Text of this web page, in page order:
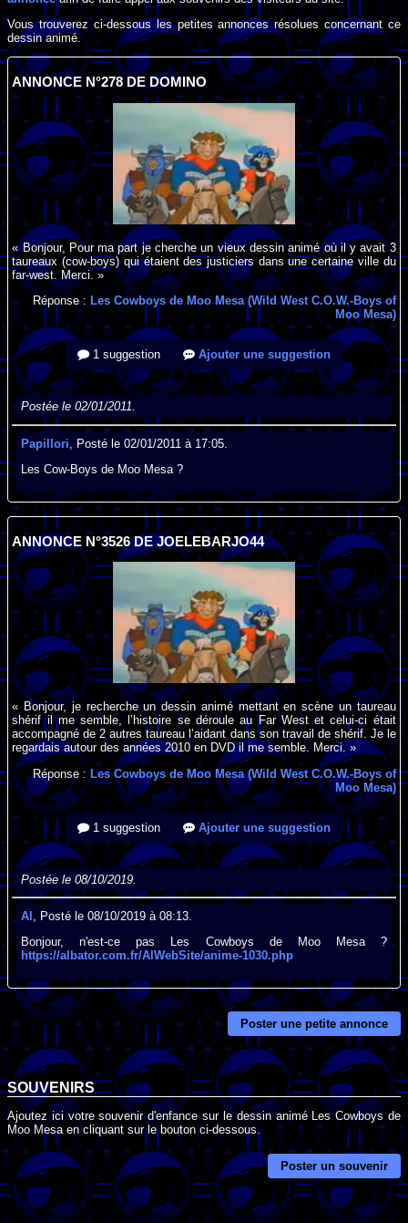
Vous trouverez ci-dessous les petites annonces résolues concernant ce
dessin animé.
ANNONCE N°278 DE DOMINO
« Bonjour, Pour ma part je cherche un vieux dessin animé où il y avait 3
taureaux (cow-boys) qui étaient des justiciers dans une certaine ville du
far-west. Merci. »
Réponse : Les Cowboys de Moo Mesa (Wild West C.O.W.-Boys of
Moo Mesa)
1 suggestion Ajouter une suggestion
Postée le 02/01/2011.
Papillori , Posté le 02/01/2011 à 17:05.
Les Cow-Boys de Moo Mesa ?
ANNONCE N°3526 DE JOELEBARJO44
« Bonjour, je recherche un dessin animé mettant en scène un taureau
shérif il me semble, l’histoire se déroule au Far West et celui-ci était
accompagné de 2 autres taureau l’aidant dans son travail de shérif. Je le
regardais autour des années 2010 en DVD il me semble. Merci. »
Réponse :Les Cowboys de Moo Mesa (Wild West C.O.W.-Boys of
Moo Mesa)
1 suggestion Ajouter une suggestion
Postée le 08/10/2019.
Al
, Posté le 08/10/2019 à 08:13.
Bonjour, n'est-ce pas Les Cowboys de Moo Mesa ?
https://albator.com.fr/AlWebSite/anime-1030.php
Poster une petite annonce
SOUVENIRS
Ajoutez ici votre souvenir d'enfance sur le dessin animé Les Cowboys de
Moo Mesa en cliquant sur le bouton ci-dessous.
Poster un souvenir